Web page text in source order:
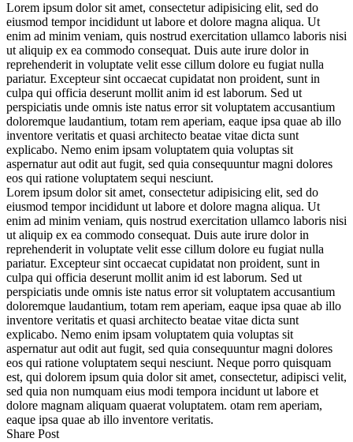
Lorem ipsum dolor sit amet, consectetur adipisicing elit, sed do
eiusmod tempor incididunt ut labore et dolore magna aliqua. Ut
enim ad minim veniam, quis nostrud exercitation ullamco laboris nisi
ut aliquip ex ea commodo consequat. Duis aute irure dolor in
reprehenderit in voluptate velit esse cillum dolore eu fugiat nulla
pariatur. Excepteur sint occaecat cupidatat non proident, sunt in
culpa qui officia deserunt mollit anim id est laborum. Sed ut
perspiciatis unde omnis iste natus error sit voluptatem accusantium
doloremque laudantium, totam rem aperiam, eaque ipsa quae ab illo
inventore veritatis et quasi architecto beatae vitae dicta sunt
explicabo. Nemo enim ipsam voluptatem quia voluptas sit
aspernatur aut odit aut fugit, sed quia consequuntur magni dolores
eos qui ratione voluptatem sequi nesciunt.
Lorem ipsum dolor sit amet, consectetur adipisicing elit, sed do
eiusmod tempor incididunt ut labore et dolore magna aliqua. Ut
enim ad minim veniam, quis nostrud exercitation ullamco laboris nisi
ut aliquip ex ea commodo consequat. Duis aute irure dolor in
reprehenderit in voluptate velit esse cillum dolore eu fugiat nulla
pariatur. Excepteur sint occaecat cupidatat non proident, sunt in
culpa qui officia deserunt mollit anim id est laborum. Sed ut
perspiciatis unde omnis iste natus error sit voluptatem accusantium
doloremque laudantium, totam rem aperiam, eaque ipsa quae ab illo
inventore veritatis et quasi architecto beatae vitae dicta sunt
explicabo. Nemo enim ipsam voluptatem quia voluptas sit
aspernatur aut odit aut fugit, sed quia consequuntur magni dolores
eos qui ratione voluptatem sequi nesciunt. Neque porro quisquam
est, qui dolorem ipsum quia dolor sit amet, consectetur, adipisci velit,
sed quia non numquam eius modi tempora incidunt ut labore et
dolore magnam aliquam quaerat voluptatem. otam rem aperiam,
eaque ipsa quae ab illo inventore veritatis.
Share Post